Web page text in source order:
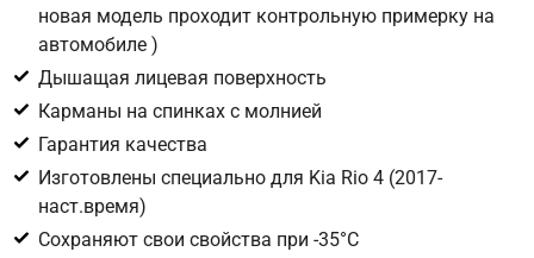
новая модель проходит контрольную примерку на
автомобиле )
Дышащая лицевая поверхность
Карманы на спинках с молнией
Гарантия качества
Изготовлены специально для Kia Rio 4 (2017-
наст.время)
Сохраняют свои свойства при -35°С